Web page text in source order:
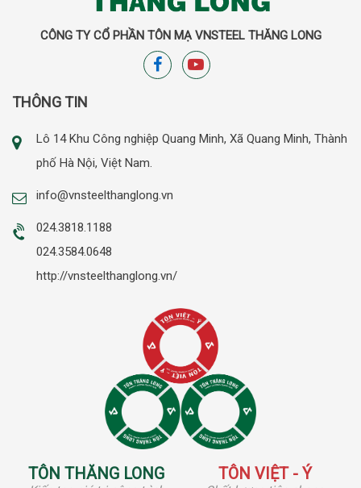
CÔNG TY CỔ PHẦN TÔN MẠ VNSTEEL THĂNG LONG
THÔNG TIN
Lô 14 Khu Công nghiệp Quang Minh, Xã Quang Minh, Thành
phố Hà Nội, Việt Nam.
info@vnsteelthanglong.vn
024.3818.1188
024.3584.0648
http://vnsteelthanglong.vn/
TÔN THĂNG LONG TÔN VIỆT - Ý